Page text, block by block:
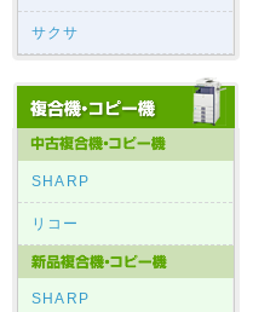
サクサ
SHARP
リコー
SHARP